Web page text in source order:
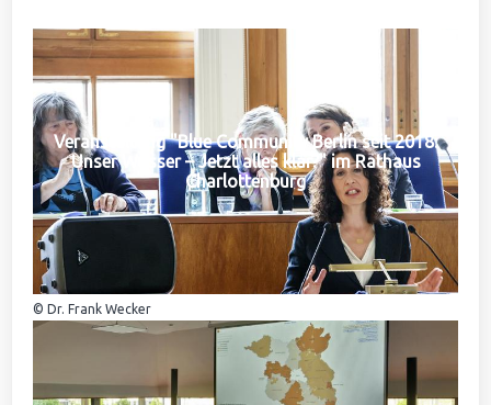
Veranstaltung "Blue Community Berlin seit 2018:
Unser Wasser – Jetzt alles klar?" im Rathaus
Charlottenburg
© Dr. Frank Wecker